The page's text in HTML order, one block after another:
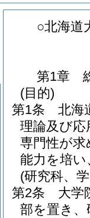
○北海道
第1章
(目的)
第1条
北海
理論及び
専門性が
能力を培
(研究科、
第2条
大学
部を置き、